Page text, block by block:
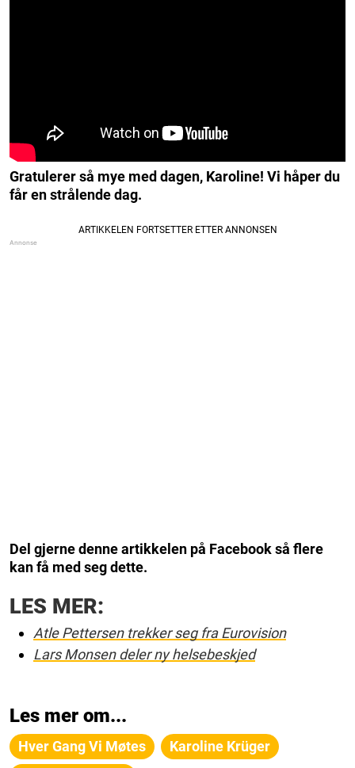
Gratulerer så mye med dagen, Karoline! Vi håper du
får en strålende dag.
Del gjerne denne artikkelen på Facebook så flere
kan få med seg dette.
LES MER:
Atle Pettersen trekker seg fra Eurovision
Lars Monsen deler ny helsebeskjed
Les mer om...
Hver Gang Vi Møtes
Karoline Krüger